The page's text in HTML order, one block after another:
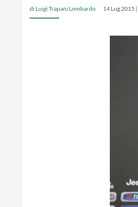
di Luigi Trapani Lombardo 14 Lug 2015